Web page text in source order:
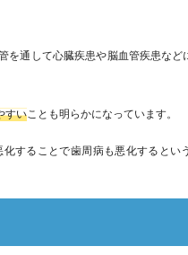
を通して心臓疾患や脳血管疾患など
すいことも明らかになっています。
することで歯周病も悪化するとい